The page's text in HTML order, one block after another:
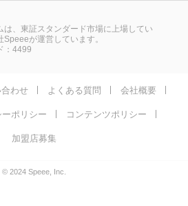
は、東証スタンダード市場に上場してい
Speeeが運営しています。
：4499
わせ よくある質問 会社概要
ポリシー コンテンツポリシー
加盟店募集
© 2024 Speee, Inc.